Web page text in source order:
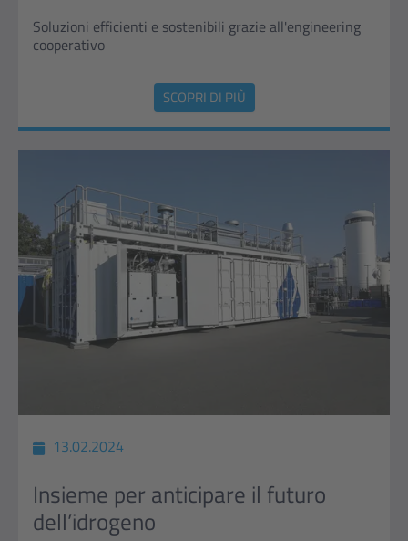
Soluzioni efficienti e sostenibili grazie all'engineering
cooperativo
SCOPRI DI PIÙ
13.02.2024
Insieme per anticipare il futuro
dell’idrogeno